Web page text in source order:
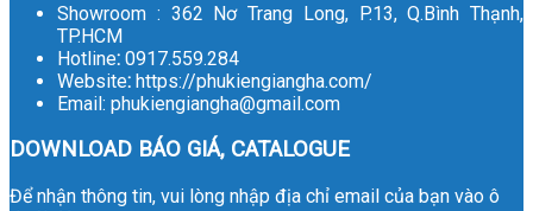
Showroom : 362 Nơ Trang Long, P.13, Q.Bình Thạnh,
TP.HCM
Hotline: 0917.559.284
Website: https://phukiengiangha.com/
Email: phukiengiangha@gmail.com
DOWNLOAD BÁO GIÁ, CATALOGUE
Để nhận thông tin, vui lòng nhập địa chỉ email của bạn vào ô